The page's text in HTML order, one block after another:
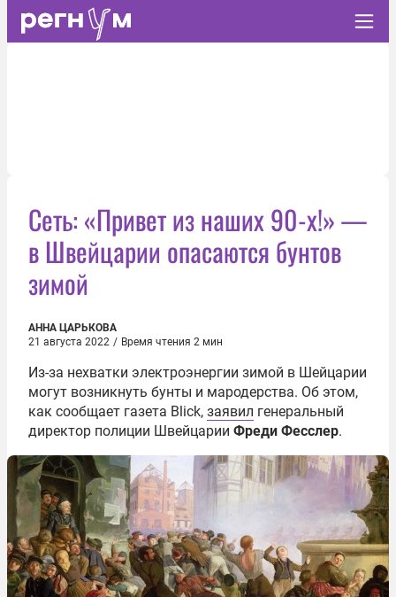
Сеть: «Привет из наших 90-х!» —
в Швейцарии опасаются бунтов
зимой
АННА ЦАРЬКОВА
21 августа 2022 / Время чтения 2 мин
Из-за нехватки электроэнергии зимой в Шейцарии
могут возникнуть бунты и мародерства. Об этом,
как сообщает газета Blick, заявил генеральный
директор полиции Швейцарии Фреди Фесслер.